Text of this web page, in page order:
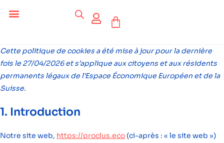
Cette politique de cookies a été mise à jour pour la dernière
fois le 27/04/2026 et s’applique aux citoyens et aux résidents
permanents légaux de l’Espace Économique Européen et de la
Suisse.
1. Introduction
Notre site web, https://proclus.eco (ci-après : « le site web »)